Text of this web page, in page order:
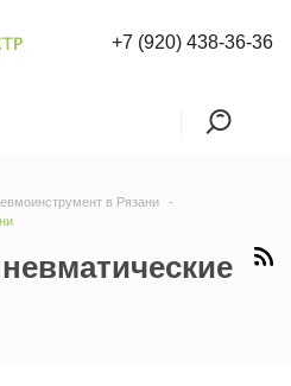
+7 (920) 438-36-36
в Рязани